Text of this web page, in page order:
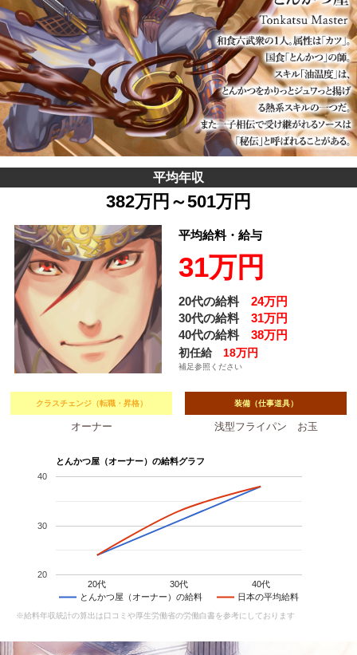
平均年収
382万円～501万円
平均給料・給与
31万円
20代の給料 24万円
30代の給料 31万円
40代の給料 38万円
初任給 18万円
補足参照ください
クラスチェンジ（転職・昇格）
オーナー
装備（仕事道具）
浅型フライパン お玉
とんかつ屋（オーナー）の給料グラフ
とんかつ屋（オーナー）の給料 日本の平均給料
20代 30代 40代
20
30
40
※給料年収統計の算出は口コミや厚生労働省の労働白書を参考にしております